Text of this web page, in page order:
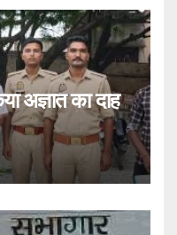
अज्ञात का दाह